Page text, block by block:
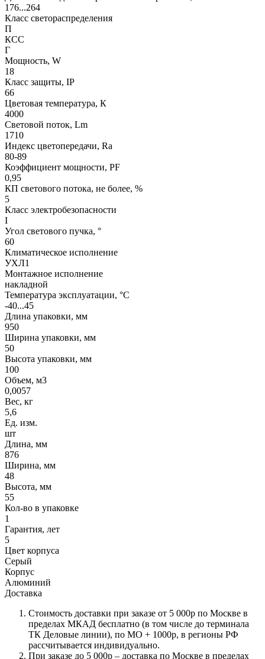
176...264
Класс светораспределения
П
КСС
Г
Мощность, W
18
Класс защиты, IP
66
Цветовая температура, К
4000
Световой поток, Lm
1710
Индекс цветопередачи, Ra
80-89
Коэффициент мощности, PF
0,95
КП светового потока, не более, %
5
Класс электробезопасности
I
Угол светового пучка, °
60
Климатическое исполнение
УХЛ1
Монтажное исполнение
накладной
Температура эксплуатации, °С
-40...45
Длина упаковки, мм
950
Ширина упаковки, мм
50
Высота упаковки, мм
100
Объем, м3
0,0057
Вес, кг
5,6
Ед. изм.
шт
Длина, мм
876
Ширина, мм
48
Высота, мм
55
Кол-во в упаковке
1
Гарантия, лет
5
Цвет корпуса
Серый
Корпус
Алюминий
Доставка
Стоимость доставки при заказе от 5 000р по Москве в
пределах МКАД бесплатно (в том числе до терминала
ТК Деловые линии), по МО + 1000р, в регионы РФ
рассчитывается индивидуально.
При заказе до 5 000р – доставка по Москве в пределах